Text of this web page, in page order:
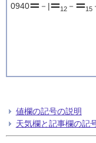
0940 －| 12－ 15
値欄の記号の説明
天気欄と記事欄の記